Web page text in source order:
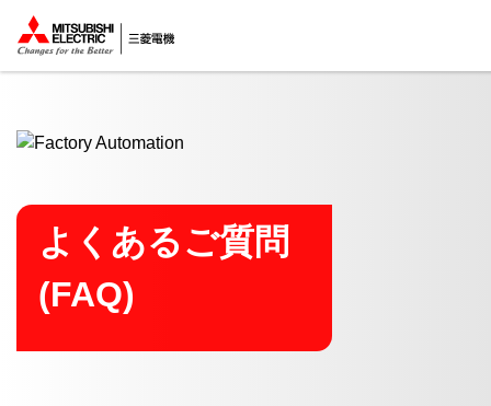
ここから本文
よくあるご質問
(FAQ)